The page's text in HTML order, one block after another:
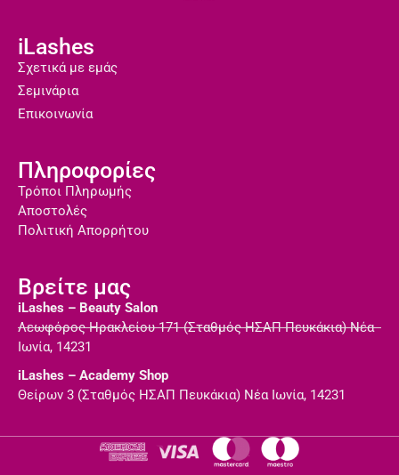
iLashes
Σχετικά με εμάς
Σεμινάρια
Επικοινωνία
Πληροφορίες
Τρόποι Πληρωμής
Αποστολές
Πολιτική Απορρήτου
Βρείτε μας
iLashes – Beauty Salon
Λεωφόρος Ηρακλείου 171 (Σταθμός ΗΣΑΠ Πευκάκια) Νέα
Ιωνία, 14231
iLashes – Academy Shop
Θείρων 3 (Σταθμός ΗΣΑΠ Πευκάκια) Νέα Ιωνία, 14231